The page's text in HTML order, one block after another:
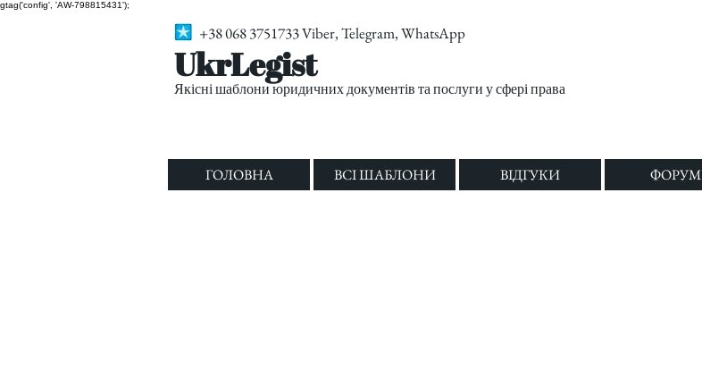
gtag('config', 'AW-798815431');
+38 068 3751733 Viber, Telegram, WhatsApp
UkrLegist
Якісні шаблони юридичних документів та послуги у сфері права
ГОЛОВНА ВСІ ШАБЛОНИ ВІДГУКИ ФОРУМ